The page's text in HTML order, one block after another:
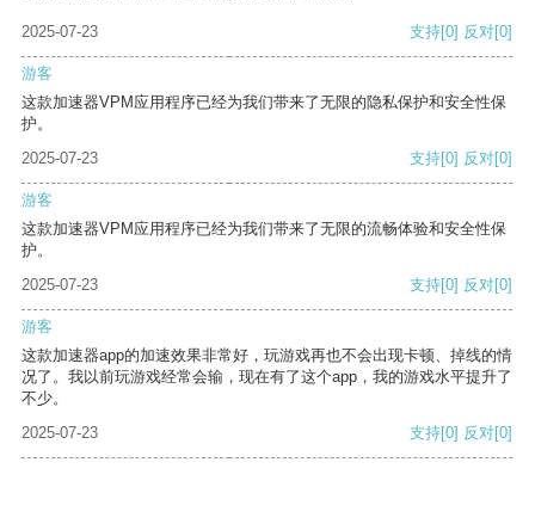
2025-07-23 支持[0] 反对[0]
游客
这款加速器VPM应用程序已经为我们带来了无限的隐私保护和安全性保
护。
2025-07-23
支持[0] 反对[0]
游客
这款加速器VPM应用程序已经为我们带来了无限的流畅体验和安全性保
护。
2025-07-23
支持[0] 反对[0]
游客
这款加速器app的加速效果非常好，玩游戏再也不会出现卡顿、掉线的情
况了。我以前玩游戏经常会输，现在有了这个app，我的游戏水平提升了
不少。
2025-07-23
支持[0] 反对[0]